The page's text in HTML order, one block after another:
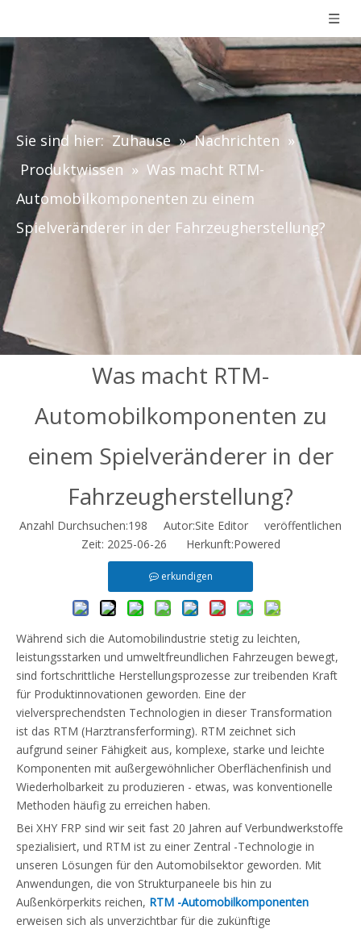
Sie sind hier: Zuhause » Nachrichten »
Produktwissen » Was macht RTM-
Automobilkomponenten zu einem
Spielveränderer in der Fahrzeugherstellung?
Was macht RTM-
Automobilkomponenten zu
einem Spielveränderer in der
Fahrzeugherstellung?
Anzahl Durchsuchen:198 Autor:Site Editor veröffentlichen
Zeit: 2025-06-26 Herkunft:Powered
erkundigen
Während sich die Automobilindustrie stetig zu leichten,
leistungsstarken und umweltfreundlichen Fahrzeugen bewegt,
sind fortschrittliche Herstellungsprozesse zur treibenden Kraft
für Produktinnovationen geworden. Eine der
vielversprechendsten Technologien in dieser Transformation
ist das RTM (Harztransferforming). RTM zeichnet sich
aufgrund seiner Fähigkeit aus, komplexe, starke und leichte
Komponenten mit außergewöhnlicher Oberflächenfinish und
Wiederholbarkeit zu produzieren - etwas, was konventionelle
Methoden häufig zu erreichen haben.
Bei XHY FRP sind wir seit fast 20 Jahren auf Verbundwerkstoffe
spezialisiert, und RTM ist zu einer Zentral -Technologie in
unseren Lösungen für den Automobilsektor geworden. Mit
Anwendungen, die von Strukturpaneele bis hin zu
Außenkörperkits reichen, RTM -Automobilkomponenten
erweisen sich als unverzichtbar für die zukünftige